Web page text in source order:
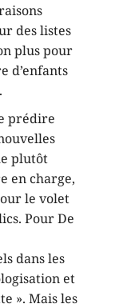
des listes
plus pour
d’enfants
prédire
plutôt
en charge,
le volet
Pour De
dans les
et
». Mais les